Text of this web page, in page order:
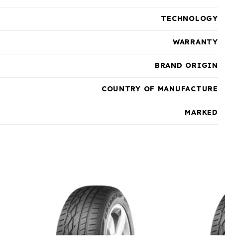
TECHNOLOGY
WARRANTY
BRAND ORIGIN
COUNTRY OF MANUFACTURE
MARKED